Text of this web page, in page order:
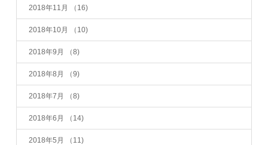
2018年11月 （16)
2018年10月 （10)
2018年9月 （8)
2018年8月 （9)
2018年7月 （8)
2018年6月 （14)
2018年5月 （11)